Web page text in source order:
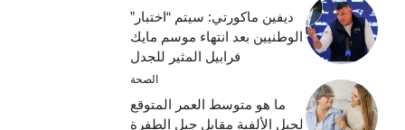
ديفين ماكورتي: سيتم “اختبار”
الوطنيين بعد انتهاء موسم مايك
فرابيل المثير للجدل
الصحة
ما هو متوسط ​​العمر المتوقع
لجيل الألفية مقابل جيل الطفرة